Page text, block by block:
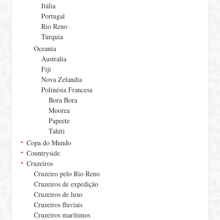
Itália
Portugal
Rio Reno
Turquia
Oceania
Australia
Fiji
Nova Zelandia
Polinésia Francesa
Bora Bora
Moorea
Papeete
Tahiti
Copa do Mundo
Countryside
Cruzeiros
Cruzeiro pelo Rio Reno
Cruzeiros de expedição
Cruzeiros de luxo
Cruzeiros fluviais
Cruzeiros marítimos